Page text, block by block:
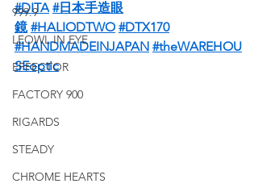
999.9
LEOWL IN EYE
EFFECTOR
FACTORY 900
RIGARDS
STEADY
CHROME HEARTS
#DITA #日本手造眼
鏡 #HALIODTWO #DTX170
#HANDMADEINJAPAN #theWAREHOU
SEoptic